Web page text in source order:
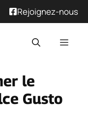
Rejoignez-nous
le
Gusto